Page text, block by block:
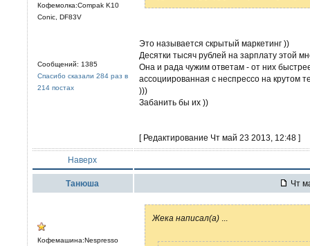
Кофемолка:Compak K10
Conic, DF83V
Сообщений: 1385
Спасибо сказали 284 раз в
214 постах
Это называется скрытый маркетинг ))
Десятки тысяч рублей на зарплату этой
Она и рада чужим ответам - от них
ассоциированная с неспрессо на крутом
)))
Забанить бы их ))
[ Редактирование Чт май 23 2013, 12:48 ]
Наверх
Танюша Чт
Кофемашина:Nespresso
Жека написал(а)